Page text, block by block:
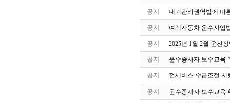
공지 대기관리권역법에 따
공지 여객자동차 운수사업
공지 2025년 1월 2월 운전
공지 운수종사자 보수교육
공지 전세버스 수급조절 시
공지 운수종사자 보수교육